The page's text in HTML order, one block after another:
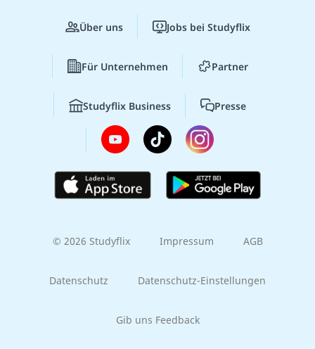
Über uns Jobs bei Studyflix
Für Unternehmen Partner
Studyflix Business Presse
© 2026 Studyflix Impressum AGB
Datenschutz Datenschutz-Einstellungen
Gib uns Feedback